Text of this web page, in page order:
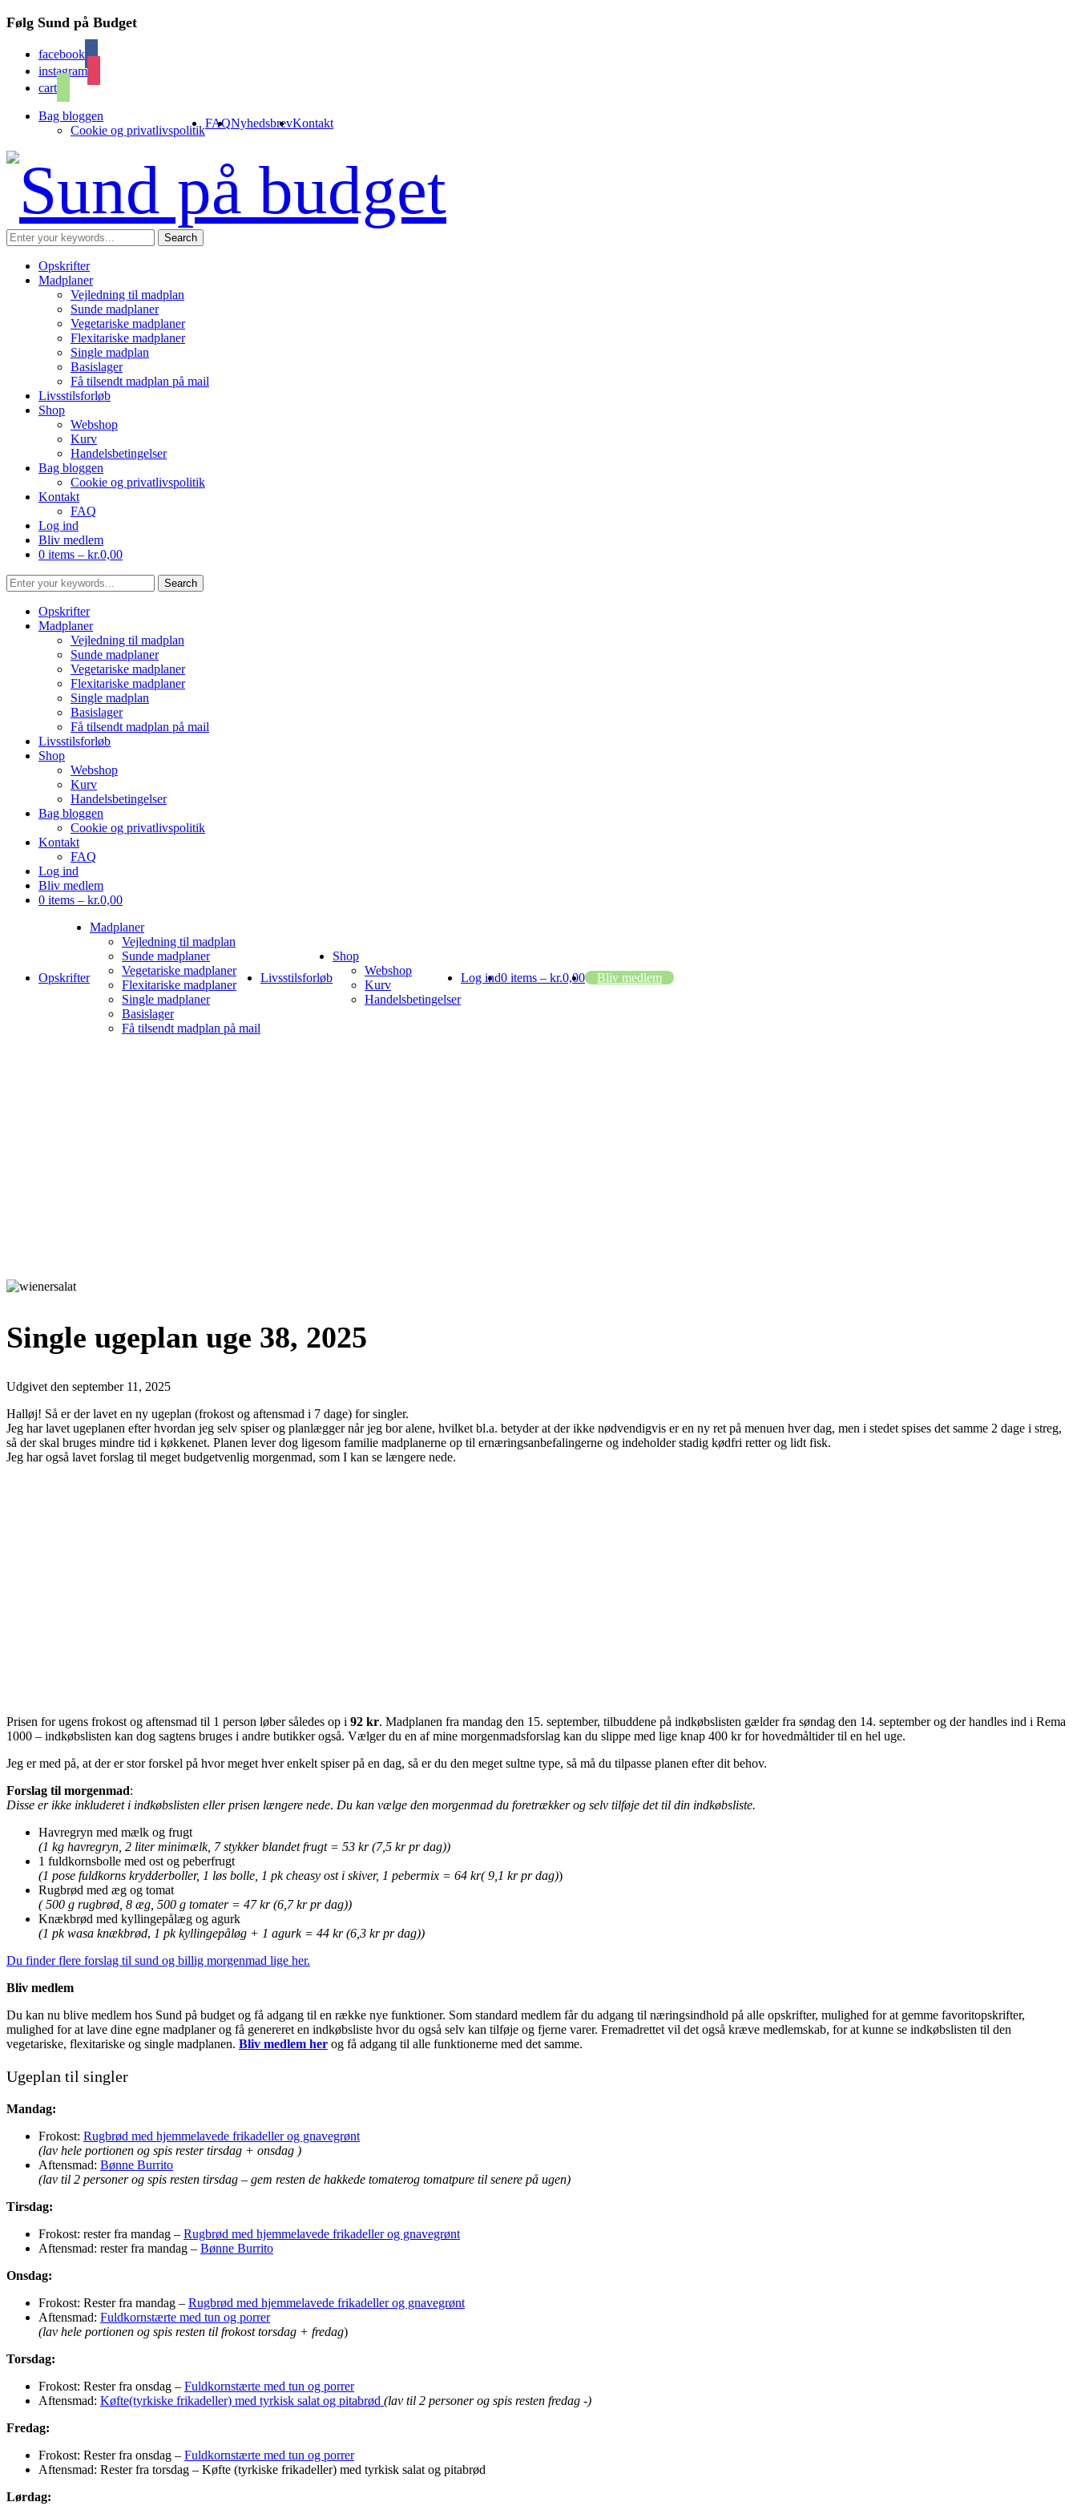
Følg Sund på Budget
facebook
instagram
cart
Bag bloggen
Cookie og privatlivspolitik
FAQNyhedsbrevKontakt
Opskrifter
Madplaner
Vejledning til madplan
Sunde madplaner
Vegetariske madplaner
Flexitariske madplaner
Single madplan
Basislager
Få tilsendt madplan på mail
Livsstilsforløb
Shop
Webshop
Kurv
Handelsbetingelser
Bag bloggen
Cookie og privatlivspolitik
Kontakt
FAQ
Log ind
Bliv medlem
0 items – kr.0,00
Opskrifter
Madplaner
Vejledning til madplan
Sunde madplaner
Vegetariske madplaner
Flexitariske madplaner
Single madplan
Basislager
Få tilsendt madplan på mail
Livsstilsforløb
Shop
Webshop
Kurv
Handelsbetingelser
Bag bloggen
Cookie og privatlivspolitik
Kontakt
FAQ
Log ind
Bliv medlem
0 items – kr.0,00
Opskrifter
Madplaner
Vejledning til madplan
Sunde madplaner
Vegetariske madplaner
Flexitariske madplaner
Single madplaner
Basislager
Få tilsendt madplan på mail
Livsstilsforløb
Shop
Webshop
Kurv
Handelsbetingelser
Log ind Bliv medlem
0 items – kr.0,00
Single ugeplan uge 38, 2025
Udgivet den september 11, 2025
Halløj! Så er der lavet en ny ugeplan (frokost og aftensmad i 7 dage) for singler.
Jeg har lavet ugeplanen efter hvordan jeg selv spiser og planlægger når jeg bor alene, hvilket bl.a. betyder at der ikke nødvendigvis er en ny ret på menuen hver dag, men i stedet spises det samme 2 dage i streg,
så der skal bruges mindre tid i køkkenet. Planen lever dog ligesom familie madplanerne op til ernæringsanbefalingerne og indeholder stadig kødfri retter og lidt fisk.
Jeg har også lavet forslag til meget budgetvenlig morgenmad, som I kan se længere nede.
Prisen for ugens frokost og aftensmad til 1 person løber således op i 92 kr. Madplanen fra mandag den 15. september, tilbuddene på indkøbslisten gælder fra søndag den 14. september og der handles ind i Rema
1000 – indkøbslisten kan dog sagtens bruges i andre butikker også. Vælger du en af mine morgenmadsforslag kan du slippe med lige knap 400 kr for hovedmåltider til en hel uge.
Jeg er med på, at der er stor forskel på hvor meget hver enkelt spiser på en dag, så er du den meget sultne type, så må du tilpasse planen efter dit behov.
Forslag til morgenmad:
Disse er ikke inkluderet i indkøbslisten eller prisen længere nede. Du kan vælge den morgenmad du foretrækker og selv tilføje det til din indkøbsliste.
Havregryn med mælk og frugt
(1 kg havregryn, 2 liter minimælk, 7 stykker blandet frugt = 53 kr (7,5 kr pr dag))
1 fuldkornsbolle med ost og peberfrugt
(1 pose fuldkorns krydderboller, 1 løs bolle, 1 pk cheasy ost i skiver, 1 pebermix = 64 kr( 9,1 kr pr dag))
Rugbrød med æg og tomat
( 500 g rugbrød, 8 æg, 500 g tomater = 47 kr (6,7 kr pr dag))
Knækbrød med kyllingepålæg og agurk
(1 pk wasa knækbrød, 1 pk kyllingepåløg + 1 agurk = 44 kr (6,3 kr pr dag))
Du finder flere forslag til sund og billig morgenmad lige her.
Bliv medlem
Du kan nu blive medlem hos Sund på budget og få adgang til en række nye funktioner. Som standard medlem får du adgang til næringsindhold på alle opskrifter, mulighed for at gemme favoritopskrifter,
mulighed for at lave dine egne madplaner og få genereret en indkøbsliste hvor du også selv kan tilføje og fjerne varer. Fremadrettet vil det også kræve medlemskab, for at kunne se indkøbslisten til den
vegetariske, flexitariske og single madplanen. Bliv medlem her og få adgang til alle funktionerne med det samme.
Ugeplan til singler
Mandag:
Frokost: Rugbrød med hjemmelavede frikadeller og gnavegrønt
(lav hele portionen og spis rester tirsdag + onsdag )
Aftensmad: Bønne Burrito
(lav til 2 personer og spis resten tirsdag – gem resten de hakkede tomaterog tomatpure til senere på ugen)
Tirsdag:
Frokost: rester fra mandag – Rugbrød med hjemmelavede frikadeller og gnavegrønt
Aftensmad: rester fra mandag – Bønne Burrito
Onsdag:
Frokost: Rester fra mandag – Rugbrød med hjemmelavede frikadeller og gnavegrønt
Aftensmad: Fuldkornstærte med tun og porrer
(lav hele portionen og spis resten til frokost torsdag + fredag)
Torsdag:
Frokost: Rester fra onsdag – Fuldkornstærte med tun og porrer
Aftensmad: Køfte(tyrkiske frikadeller) med tyrkisk salat og pitabrød (lav til 2 personer og spis resten fredag -)
Fredag:
Frokost: Rester fra onsdag – Fuldkornstærte med tun og porrer
Aftensmad: Rester fra torsdag – Køfte (tyrkiske frikadeller) med tyrkisk salat og pitabrød
Lørdag: